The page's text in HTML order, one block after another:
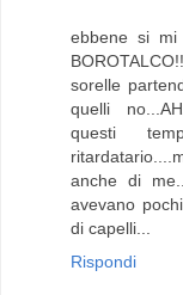
ebbene si
sorelle
quelli
questi
anche di
avevano
di capelli...
Rispondi